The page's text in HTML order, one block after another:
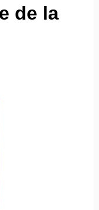
de la